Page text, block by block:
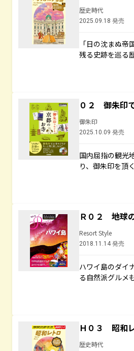
歴史時代
2025.09.18 発売
「日の沈まぬ
残る史跡を巡る
０２ 御朱印
御朱印
2025.10.09 発売
国内屈指の観光
り、御朱印を頂
Ｒ０２ 地球
Resort Style
2018.11.14 発売
ハワイ島のダイ
る自然派グルメ
Ｈ０３ 昭和
歴史時代